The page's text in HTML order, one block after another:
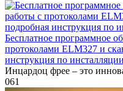
Бесплатное программное
протоколами ELM327 и
инструкция по
Инцардоц фрее – это
061